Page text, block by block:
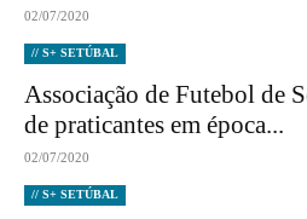
02/07/2020
// S+ SETÚBAL
Associação de Futebol de
de praticantes em época...
02/07/2020
// S+ SETÚBAL